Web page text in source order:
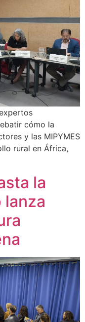
cómo la
y las MIPYMES
rural en África,
la
lanza